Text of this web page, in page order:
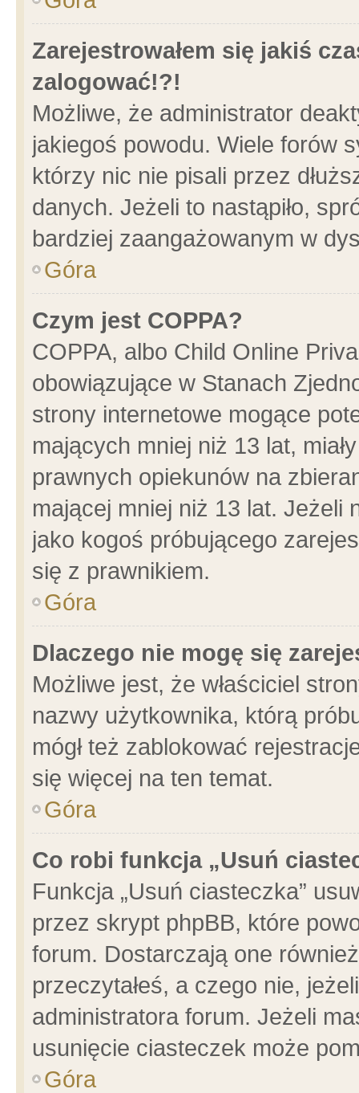
Zarejestrowałem się jakiś
zalogować!?!
Możliwe, że administrator
jakiegoś powodu. Wiele forów
którzy nic nie pisali przez
danych. Jeżeli to nastąpiło,
bardziej zaangażowanym w
Góra
Czym jest COPPA?
COPPA, albo Child Online
obowiązujące w Stanach
strony internetowe mogące
mających mniej niż 13 lat,
prawnych opiekunów na
mającej mniej niż 13 lat. Jeżeli
jako kogoś próbującego
się z prawnikiem.
Góra
Dlaczego nie mogę się
Możliwe jest, że właściciel
nazwy użytkownika, którą
mógł też zablokować
się więcej na ten temat.
Góra
Co robi funkcja „Usuń
Funkcja „Usuń ciasteczka”
przez skrypt phpBB, które
forum. Dostarczają one
przeczytałeś, a czego nie,
administratora forum. Jeżeli
usunięcie ciasteczek może
Góra